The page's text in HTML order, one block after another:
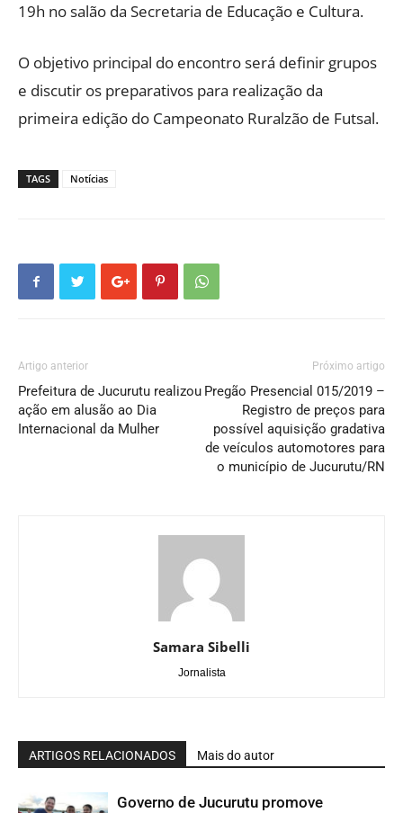
19h no salão da Secretaria de Educação e Cultura.
O objetivo principal do encontro será definir grupos
e discutir os preparativos para realização da
primeira edição do Campeonato Ruralzão de Futsal.
TAGS Notícias
Artigo anterior
Prefeitura de Jucurutu realizou
ação em alusão ao Dia
Internacional da Mulher
Próximo artigo
Pregão Presencial 015/2019 –
Registro de preços para
possível aquisição gradativa
de veículos automotores para
o município de Jucurutu/RN
Samara Sibelli
Jornalista
ARTIGOS RELACIONADOS Mais do autor
Governo de Jucurutu promove